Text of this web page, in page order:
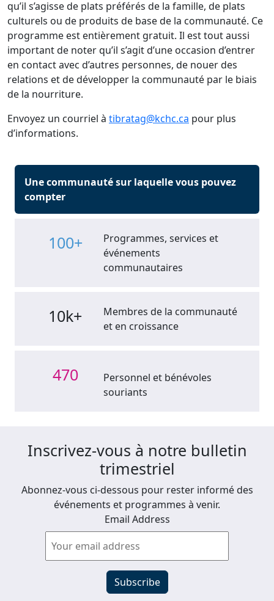
qu’il s’agisse de plats préférés de la famille, de plats
culturels ou de produits de base de la communauté. Ce
programme est entièrement gratuit. Il est tout aussi
important de noter qu’il s’agit d’une occasion d’entrer
en contact avec d’autres personnes, de nouer des
relations et de développer la communauté par le biais
de la nourriture.
Envoyez un courriel à tibratag@kchc.ca pour plus
d’informations.
Une communauté sur laquelle vous pouvez
compter
100+
Programmes, services et
événements
communautaires
10k+
Membres de la communauté
et en croissance
470
Personnel et bénévoles
souriants
Inscrivez-vous à notre bulletin
trimestriel
Abonnez-vous ci-dessous pour rester informé des
événements et programmes à venir.
Email Address